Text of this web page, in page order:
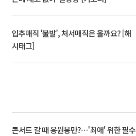
입추매직 '불발', 처서매직은 올까요? [해
시태그]
콘서트 갈 때 응원봉만?⋯'최애' 위한 필수